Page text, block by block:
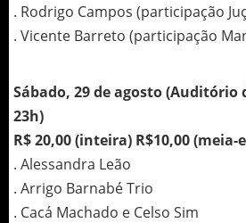
. Rodrigo Campos (participação
. Vicente Barreto (participação
Sábado, 29 de agosto (Auditório
23h)
R$ 20,00 (inteira) R$10,00
. Alessandra Leão
. Arrigo Barnabé Trio
. Cacá Machado e Celso Sim